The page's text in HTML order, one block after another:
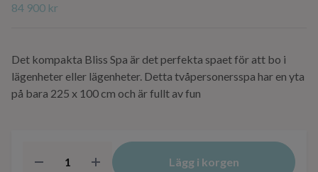
84 900 kr
Det kompakta Bliss Spa är det perfekta spaet för att bo i
lägenheter eller lägenheter. Detta tvåpersonersspa har en yta
på bara 225 x 100 cm och är fullt av fun
Lägg i korgen